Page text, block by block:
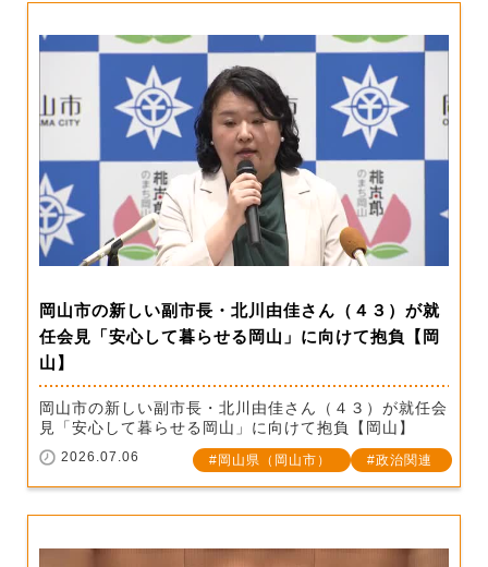
岡山市の新しい副市長・北川由佳さん（４３）が就
任会見「安心して暮らせる岡山」に向けて抱負【岡
山】
岡山市の新しい副市長・北川由佳さん（４３）が就任会
見「安心して暮らせる岡山」に向けて抱負【岡山】
2026.07.06 岡山県（岡山市） 政治関連